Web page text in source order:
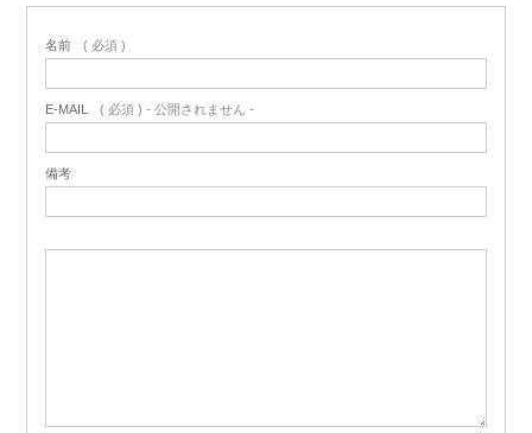
名前 ( 必須 )
E-MAIL ( 必須 ) - 公開されません -
備考